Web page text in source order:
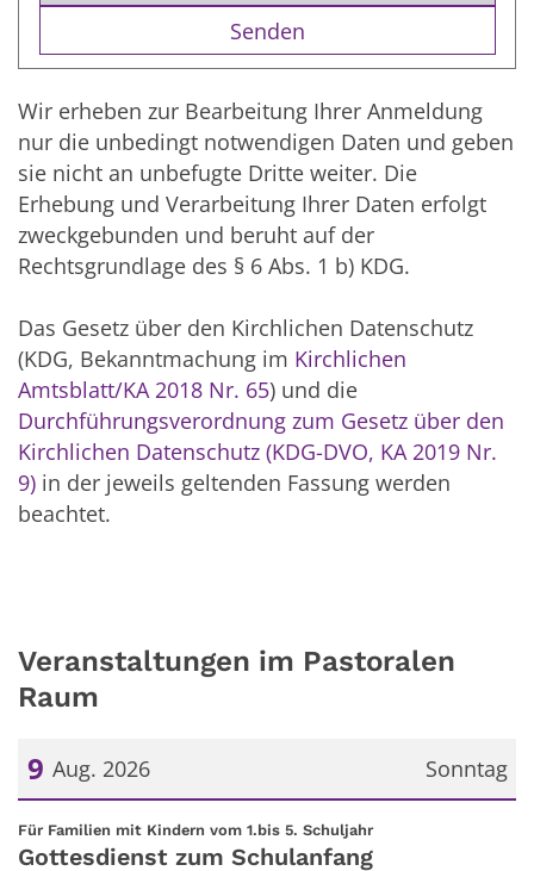
Wir erheben zur Bearbeitung Ihrer Anmeldung
nur die unbedingt notwendigen Daten und geben
sie nicht an unbefugte Dritte weiter. Die
Erhebung und Verarbeitung Ihrer Daten erfolgt
zweckgebunden und beruht auf der
Rechtsgrundlage des § 6 Abs. 1 b) KDG.
Das Gesetz über den Kirchlichen Datenschutz
(KDG, Bekanntmachung im Kirchlichen
Amtsblatt/KA 2018 Nr. 65) und die
Durchführungsverordnung zum Gesetz über den
Kirchlichen Datenschutz (KDG-DVO, KA 2019 Nr.
9) in der jeweils geltenden Fassung werden
beachtet.
Veranstaltungen im Pastoralen
Raum
Sonntag
9 Aug. 2026
Datum: 9. August 2026
Für Familien mit Kindern vom 1.bis 5. Schuljahr:
Gottesdienst zum Schulanfang